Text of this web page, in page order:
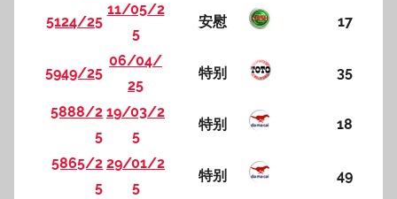
5124/25
11/05/2
5
安慰 17
5949/25
06/04/
25
特别 35
5888/2
5
19/03/2
5
特别 18
5865/2
5
29/01/2
5
特别 49